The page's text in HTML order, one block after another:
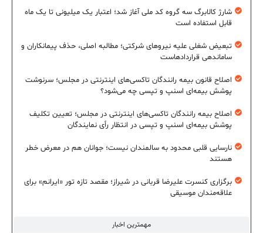
مهمترین اخبار
شارژ کالابرگ سه گروه کد ملی آغاز شد؛ اعتبار یک میلیونی تا یک ماه
قابل استفاده است
تبعیض شغلی علیه نیروهای شرکتی؛ مطالبه اصلی، حذف پیمانکاران و
ساماندهی قراردادهاست
اصلاح قانون بیمه رانندگان تاکسی‌های اینترنتی در مجلس؛ سرنوشت
پوشش بیمه‌ای اسنپ و تپسی چه می‌شود؟
اصلاح بیمه رانندگان تاکسی‌های اینترنتی در مجلس؛ تعیین تکلیف
پوشش بیمه‌ای اسنپ و تپسی در انتظار رأی نمایندگان
نارسایی قلبی محدود به سالمندان نیست؛ جوانان هم در معرض خطر
هستند
برگزاری کنسرت علیرضا قربانی در شیراز؛ مقصد تازه تور «ایرانم» برای
علاقه‌مندان موسیقی